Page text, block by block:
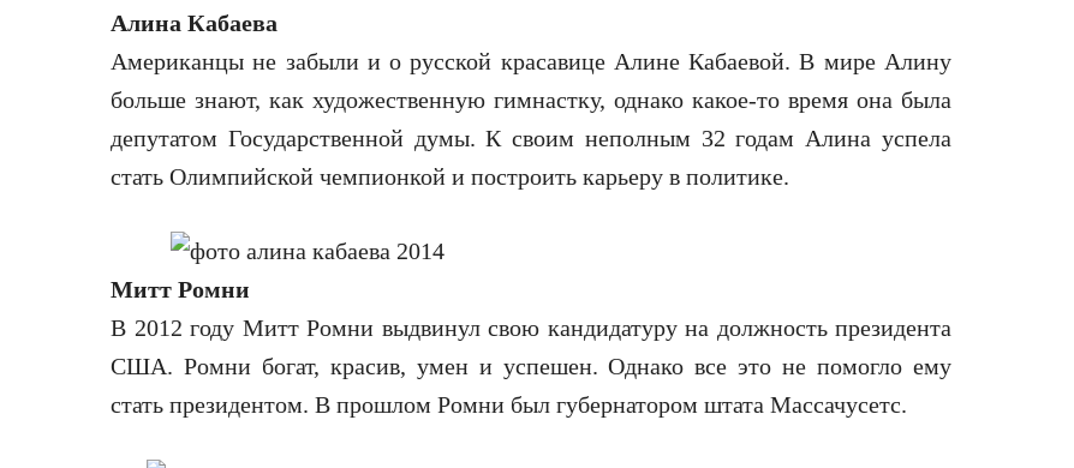
Алина Кабаева
Американцы не забыли и о русской красавице Алине Кабаевой. В мире Алину
больше знают, как художественную гимнастку, однако какое-то время она была
депутатом Государственной думы. К своим неполным 32 годам Алина успела
стать Олимпийской чемпионкой и построить карьеру в политике.
Митт Ромни
В 2012 году Митт Ромни выдвинул свою кандидатуру на должность президента
США. Ромни богат, красив, умен и успешен. Однако все это не помогло ему
стать президентом. В прошлом Ромни был губернатором штата Массачусетс.